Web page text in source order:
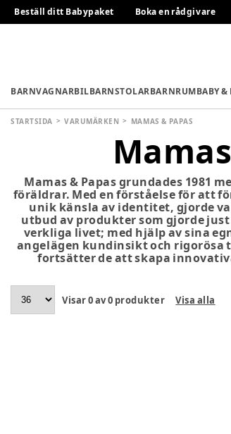
Beställ ditt Babypaket Boka en rådgivare
BARNVAGNARBILBARNSTOLARBARNRUMBABY &
STARTSIDA VARUMÄRKEN MAMAS & PAPAS
Mamas & Papas grundades 1981
föräldrar. Med en förståelse för att
unik känsla av identitet, gjorde
utbud av produkter som gjorde
verkliga livet; med hjälp av sina
angelägen kundinsikt och
fortsätter de att skapa
Visar0av0 produkter Visa alla